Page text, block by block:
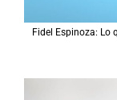
Fidel Espinoza: Lo